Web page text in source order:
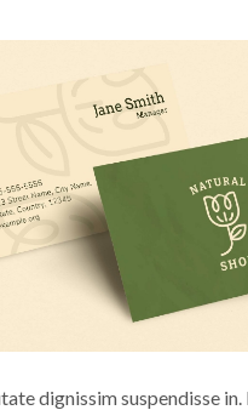
dignissim suspendisse